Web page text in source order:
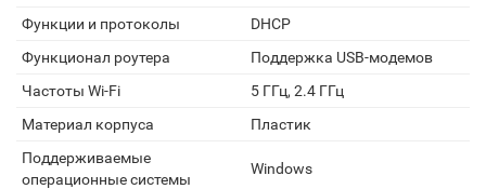
Функции и протоколы
DHCP
Функционал роутера
Поддержка USB-модемов
Частоты Wi-Fi
5 ГГц, 2.4 ГГц
Материал корпуса
Пластик
Поддерживаемые
операционные системы
Windows